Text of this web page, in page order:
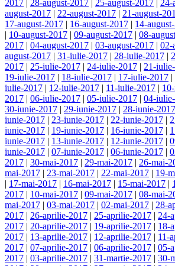
2017 | 28-august-2017 | 25-august-2017 | 24-
august-2017 | 22-august-2017 | 21-august-
17-august-2017 | 16-august-2017 | 14-
| 10-august-2017 | 09-august-2017 | 08-
2017 | 04-august-2017 | 03-august-2017 | 02-
august-2017 | 31-iulie-2017 | 28-iulie-2017 |
2017 | 25-iulie-2017 | 24-iulie-2017 | 21-
19-iulie-2017 | 18-iulie-2017 | 17-iulie-2017 |
iulie-2017 | 12-iulie-2017 | 11-iulie-2017 |
2017 | 06-iulie-2017 | 05-iulie-2017 | 04-
30-iunie-2017 | 29-iunie-2017 | 28-iunie-2017
iunie-2017 | 23-iunie-2017 | 22-iunie-2017 |
iunie-2017 | 19-iunie-2017 | 16-iunie-2017 |
iunie-2017 | 13-iunie-2017 | 12-iunie-2017 |
iunie-2017 | 07-iunie-2017 | 06-iunie-2017 |
2017 | 30-mai-2017 | 29-mai-2017 | 26-mai-
mai-2017 | 23-mai-2017 | 22-mai-2017 | 19-
| 17-mai-2017 | 16-mai-2017 | 15-mai-2017 |
2017 | 10-mai-2017 | 09-mai-2017 | 08-mai-
mai-2017 | 03-mai-2017 | 02-mai-2017 | 28-
2017 | 26-aprilie-2017 | 25-aprilie-2017 | 24-
2017 | 20-aprilie-2017 | 19-aprilie-2017 | 18-
2017 | 13-aprilie-2017 | 12-aprilie-2017 | 11-
2017 | 07-aprilie-2017 | 06-aprilie-2017 | 05-
2017 | 03-aprilie-2017 | 31-martie-2017 | 30-